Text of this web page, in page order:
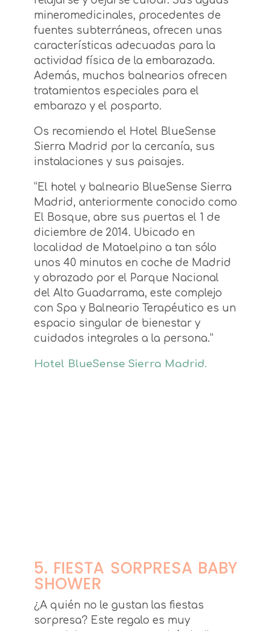
mineromedicinales, procedentes de
fuentes subterráneas, ofrecen unas
características adecuadas para la
actividad física de la embarazada.
Además, muchos balnearios ofrecen
tratamientos especiales para el
embarazo y el posparto.
Os recomiendo el Hotel BlueSense
Sierra Madrid por la cercanía, sus
instalaciones y sus paisajes.
“El hotel y balneario BlueSense Sierra
Madrid, anteriormente conocido como
El Bosque, abre sus puertas el 1 de
diciembre de 2014. Ubicado en
localidad de Mataelpino a tan sólo
unos 40 minutos en coche de Madrid
y abrazado por el Parque Nacional
del Alto Guadarrama, este complejo
con Spa y Balneario Terapéutico es un
espacio singular de bienestar y
cuidados integrales a la persona.”
Hotel BlueSense Sierra Madrid.
5. FIESTA SORPRESA BABY
SHOWER
¿A quién no le gustan las fiestas
sorpresa? Este regalo es muy